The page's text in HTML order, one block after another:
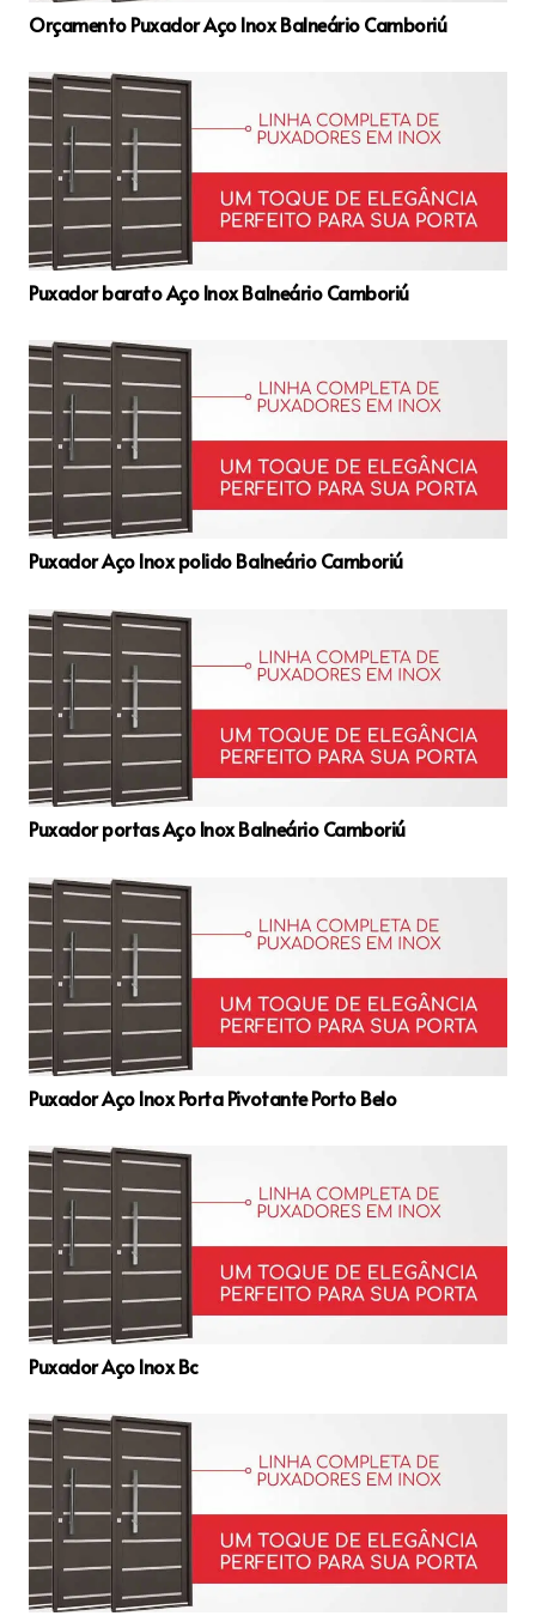
Orçamento Puxador Aço Inox Balneário Camboriú
Puxador barato Aço Inox Balneário Camboriú
Puxador Aço Inox polido Balneário Camboriú
Puxador portas Aço Inox Balneário Camboriú
Puxador Aço Inox Porta Pivotante Porto Belo
Puxador Aço Inox Bc